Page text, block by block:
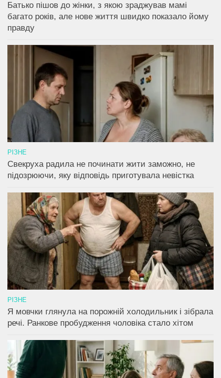
Батько пішов до жінки, з якою зраджував мамі
багато років, але нове життя швидко показало йому
правду
РІЗНЕ
Свекруха радила не починати жити заможно, не
підозрюючи, яку відповідь приготувала невістка
РІЗНЕ
Я мовчки глянула на порожній холодильник і зібрала
речі. Ранкове пробудження чоловіка стало хітом